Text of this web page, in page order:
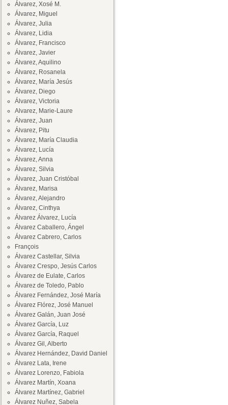
Álvarez, Xosé M.
Álvarez, Miguel
Álvarez, Julia
Álvarez, Lidia
Álvarez, Francisco
Álvarez, Javier
Álvarez, Aquilino
Álvarez, Rosanela
Álvarez, María Jesús
Álvarez, Diego
Álvarez, Victoria
Alvarez, Marie-Laure
Álvarez, Juan
Álvarez, Pitu
Álvarez, María Claudia
Álvarez, Lucía
Álvarez, Anna
Álvarez, Silvia
Álvarez, Juan Cristóbal
Álvarez, Marisa
Álvarez, Alejandro
Álvarez, Cinthya
Álvarez Álvarez, Lucía
Álvarez Caballero, Ángel
Álvarez Cabrero, Carlos
François
Álvarez Castellar, Silvia
Álvarez Crespo, Jesús Carlos
Álvarez de Eulate, Carlos
Álvarez de Toledo, Pablo
Álvarez Fernández, José María
Álvarez Flórez, José Manuel
Álvarez Galán, Juan José
Álvarez García, Luz
Álvarez García, Raquel
Álvarez Gil, Alberto
Álvarez Hernández, David Daniel
Álvarez Lata, Irene
Álvarez Lorenzo, Fabiola
Álvarez Martín, Xoana
Álvarez Martínez, Gabriel
Álvarez Nuñez, Sabela